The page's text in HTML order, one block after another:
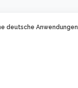
deutsche Anwendungen